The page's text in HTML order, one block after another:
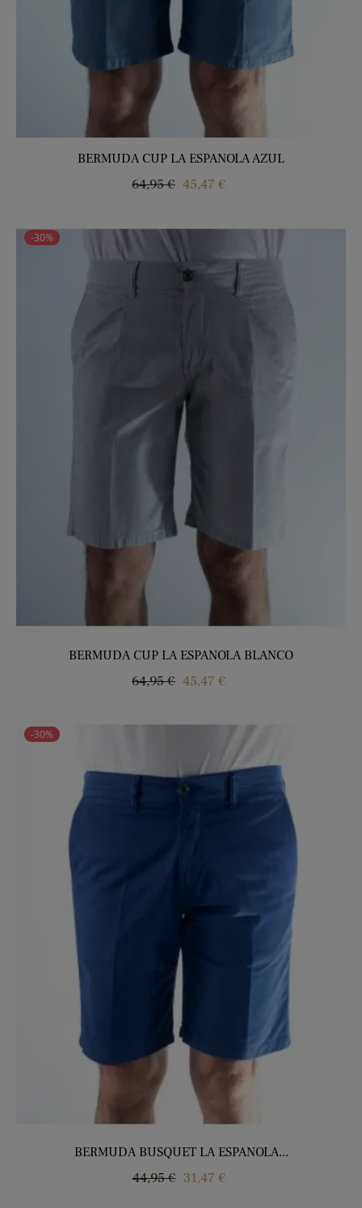
BERMUDA CUP LA ESPANOLA AZUL
Precio
64,95 € Precio
45,47 €
-30%
BERMUDA CUP LA ESPANOLA BLANCO
Precio
64,95 € Precio
45,47 €
-30%
BERMUDA BUSQUET LA ESPANOLA...
Precio
44,95 € Precio
31,47 €